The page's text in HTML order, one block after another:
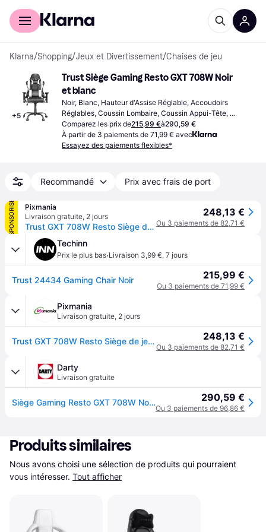
Acheter avec Klarna
Klarna/Shopping/Jeux et Divertissement/Chaises de jeu
+5
Trust Siège Gaming Resto GXT 708W Noir
et blanc
Noir, Blanc, Hauteur d'Assise Réglable, Accoudoirs
Réglables, Coussin Lombaire, Coussin Appui-Tête,
Fonction Basculement, Dossier Réglable
Comparez les prix de215,99 €à290,59 €
À partir de 3 paiements de 71,99 € avec
Essayez des paiements flexibles*
Recommandé Prix avec frais de port
SPONSORISÉ
Pixmania
Livraison gratuite, 2 jours
Trust GXT 708W Resto Siège de jeu universel Noir, Blanc - Neuf
248,13 €
Ou 3 paiements de 82,71 €
Techinn
Prix le plus bas·Livraison 3,99 €, 7 jours
Trust 24434 Gaming Chair Noir 215,99 €
Ou 3 paiements de 71,99 €
Pixmania
Livraison gratuite, 2 jours
Trust GXT 708W Resto Siège de jeu universel Noir, Blanc - Neuf 248,13 €
Ou 3 paiements de 82,71 €
Darty
Livraison gratuite
Siège Gaming Resto GXT 708W Noir et blanc 290,59 €
Ou 3 paiements de 96,86 €
Produits similaires
Nous avons choisi une sélection de produits qui pourraient
vous intéresser. Tout afficher